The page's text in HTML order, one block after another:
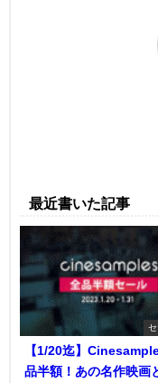
最近書いた記事
【1/20迄】
品半額！あの名作映画